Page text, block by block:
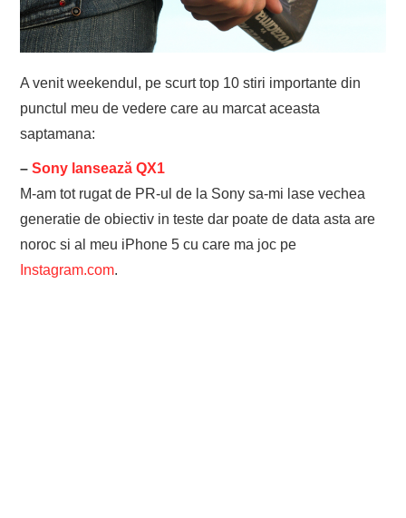
EVENIMENTE
TECH
A venit weekendul, pe scurt top 10 stiri importante din
punctul meu de vedere care au marcat aceasta
saptamana:
–Sony lansează QX1
M-am tot rugat de PR-ul de la Sony sa-mi lase vechea
generatie de obiectiv in teste dar poate de data asta are
noroc si al meu iPhone 5 cu care ma joc pe
Instagram.com.